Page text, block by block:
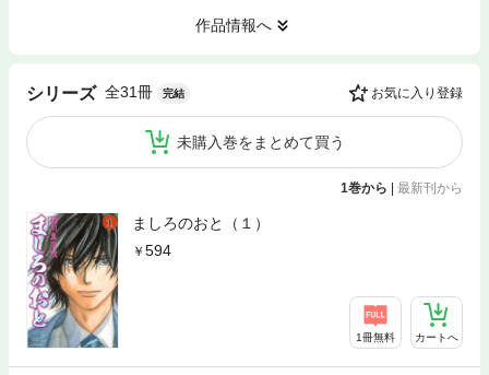
作品情報へ
シリーズ 全31冊 完結 お気に入り登録
未購入巻をまとめて買う
1巻から | 最新刊から
ましろのおと（１）
594
1冊無料 カートへ